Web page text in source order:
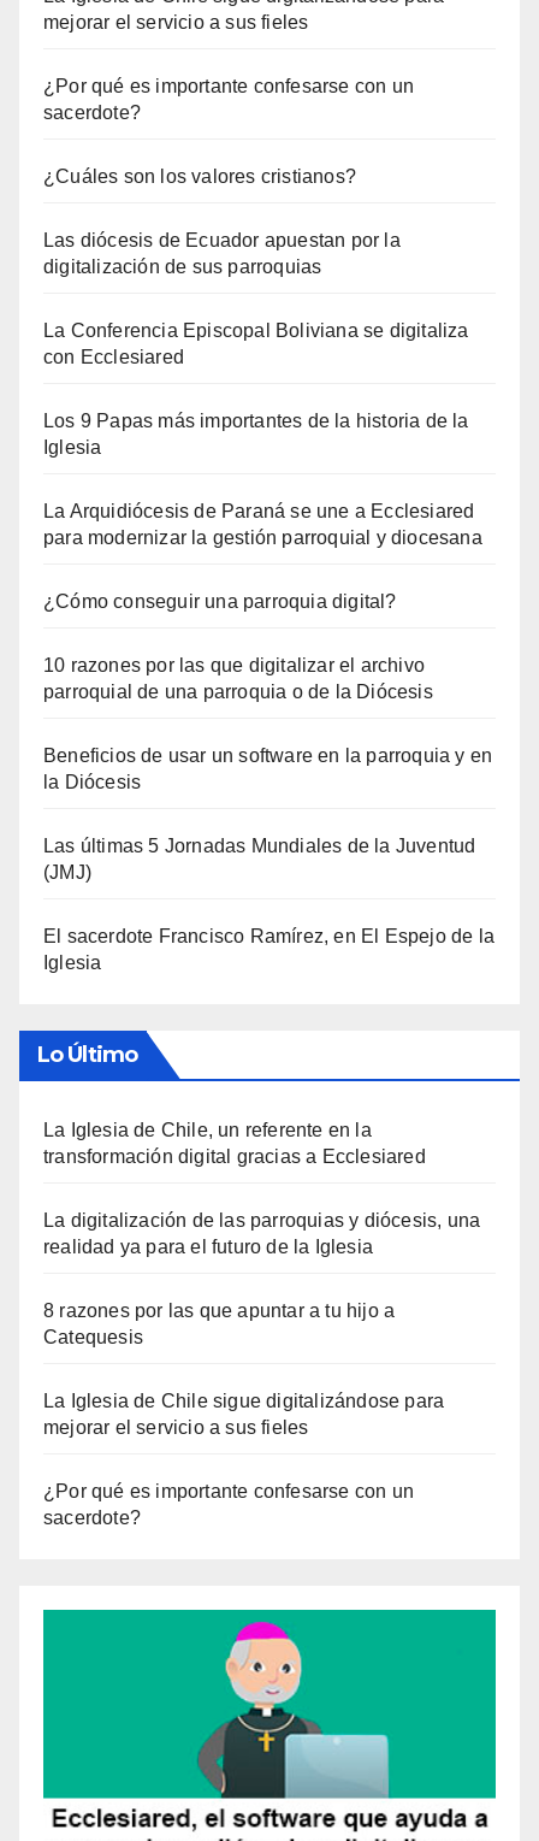
mejorar el servicio a sus fieles
¿Por qué es importante confesarse con un
sacerdote?
¿Cuáles son los valores cristianos?
Las diócesis de Ecuador apuestan por la
digitalización de sus parroquias
La Conferencia Episcopal Boliviana se digitaliza
con Ecclesiared
Los 9 Papas más importantes de la historia de la
Iglesia
La Arquidiócesis de Paraná se une a Ecclesiared
para modernizar la gestión parroquial y diocesana
¿Cómo conseguir una parroquia digital?
10 razones por las que digitalizar el archivo
parroquial de una parroquia o de la Diócesis
Beneficios de usar un software en la parroquia y en
la Diócesis
Las últimas 5 Jornadas Mundiales de la Juventud
(JMJ)
El sacerdote Francisco Ramírez, en El Espejo de la
Iglesia
Lo Último
La Iglesia de Chile, un referente en la
transformación digital gracias a Ecclesiared
La digitalización de las parroquias y diócesis, una
realidad ya para el futuro de la Iglesia
8 razones por las que apuntar a tu hijo a
Catequesis
La Iglesia de Chile sigue digitalizándose para
mejorar el servicio a sus fieles
¿Por qué es importante confesarse con un
sacerdote?